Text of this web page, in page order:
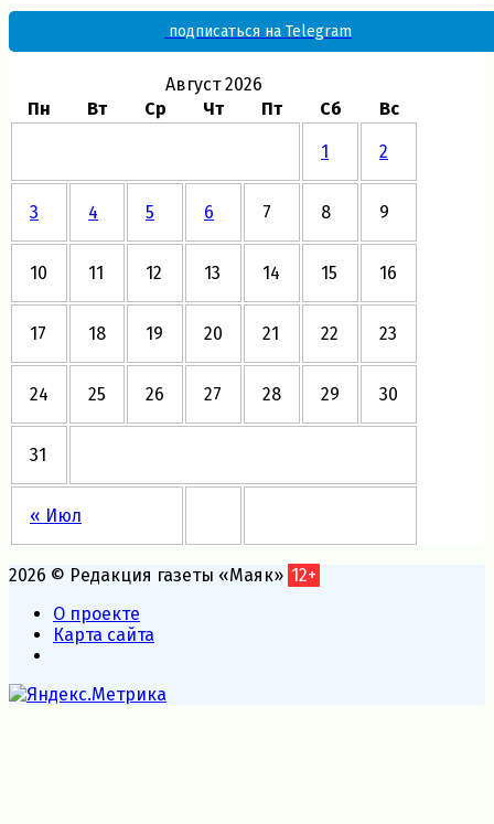
подписаться на Telegram
Август 2026
Пн
Вт Ср Чт Пт Сб Вс
« Июл
1 2
3 4 5 6 7 8 9
10 11 12 13 14 15 16
17 18 19 20 21 22 23
24 25 26 27 28 29 30
31
2026 © Редакция газеты «Маяк» 12+
О проекте
Карта сайта